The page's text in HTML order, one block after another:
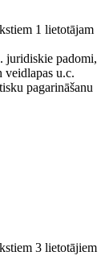
1 lietotājam
juridiskie padomi,
veidlapas u.c.
pagarināšanu
3 lietotājiem